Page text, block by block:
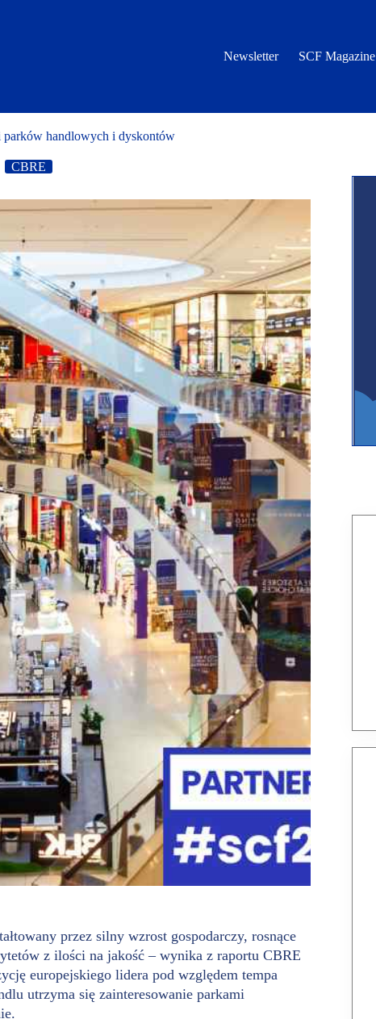
Newsletter SCF Magazine
handlowych i dyskontów
CBRE
przez silny wzrost gospodarczy, rosnące
z ilości na jakość – wynika z raportu CBRE
europejskiego lidera pod względem tempa
utrzyma się zainteresowanie parkami